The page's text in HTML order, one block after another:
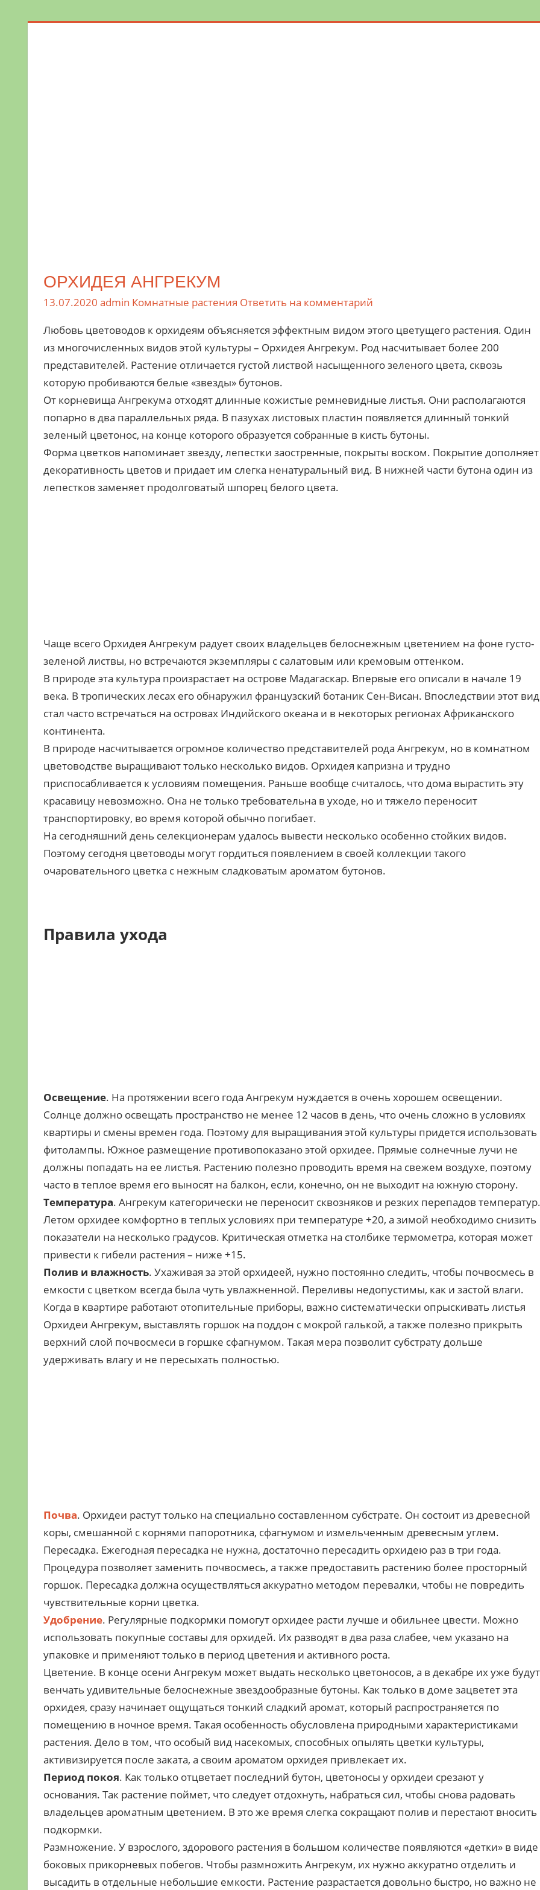
ОРХИДЕЯ АНГРЕКУМ
13.07.2020 admin Комнатные растения Ответить на комментарий
Любовь цветоводов к орхидеям объясняется эффектным видом этого цветущего растения. Один
из многочисленных видов этой культуры – Орхидея Ангрекум. Род насчитывает более 200
представителей. Растение отличается густой листвой насыщенного зеленого цвета, сквозь
которую пробиваются белые «звезды» бутонов.
От корневища Ангрекума отходят длинные кожистые ремневидные листья. Они располагаются
попарно в два параллельных ряда. В пазухах листовых пластин появляется длинный тонкий
зеленый цветонос, на конце которого образуется собранные в кисть бутоны.
Форма цветков напоминает звезду, лепестки заостренные, покрыты воском. Покрытие дополняет
декоративность цветов и придает им слегка ненатуральный вид. В нижней части бутона один из
лепестков заменяет продолговатый шпорец белого цвета.
Чаще всего Орхидея Ангрекум радует своих владельцев белоснежным цветением на фоне густо-
зеленой листвы, но встречаются экземпляры с салатовым или кремовым оттенком.
В природе эта культура произрастает на острове Мадагаскар. Впервые его описали в начале 19
века. В тропических лесах его обнаружил французский ботаник Сен-Висан. Впоследствии этот вид
стал часто встречаться на островах Индийского океана и в некоторых регионах Африканского
континента.
В природе насчитывается огромное количество представителей рода Ангрекум, но в комнатном
цветоводстве выращивают только несколько видов. Орхидея капризна и трудно
приспосабливается к условиям помещения. Раньше вообще считалось, что дома вырастить эту
красавицу невозможно. Она не только требовательна в уходе, но и тяжело переносит
транспортировку, во время которой обычно погибает.
На сегодняшний день селекционерам удалось вывести несколько особенно стойких видов.
Поэтому сегодня цветоводы могут гордиться появлением в своей коллекции такого
очаровательного цветка с нежным сладковатым ароматом бутонов.
Правила ухода
Освещение. На протяжении всего года Ангрекум нуждается в очень хорошем освещении.
Солнце должно освещать пространство не менее 12 часов в день, что очень сложно в условиях
квартиры и смены времен года. Поэтому для выращивания этой культуры придется использовать
фитолампы. Южное размещение противопоказано этой орхидее. Прямые солнечные лучи не
должны попадать на ее листья. Растению полезно проводить время на свежем воздухе, поэтому
часто в теплое время его выносят на балкон, если, конечно, он не выходит на южную сторону.
Температура. Ангрекум категорически не переносит сквозняков и резких перепадов температур.
Летом орхидее комфортно в теплых условиях при температуре +20, а зимой необходимо снизить
показатели на несколько градусов. Критическая отметка на столбике термометра, которая может
привести к гибели растения – ниже +15.
Полив и влажность. Ухаживая за этой орхидеей, нужно постоянно следить, чтобы почвосмесь в
емкости с цветком всегда была чуть увлажненной. Переливы недопустимы, как и застой влаги.
Когда в квартире работают отопительные приборы, важно систематически опрыскивать листья
Орхидеи Ангрекум, выставлять горшок на поддон с мокрой галькой, а также полезно прикрыть
верхний слой почвосмеси в горшке сфагнумом. Такая мера позволит субстрату дольше
удерживать влагу и не пересыхать полностью.
Почва. Орхидеи растут только на специально составленном субстрате. Он состоит из древесной
коры, смешанной с корнями папоротника, сфагнумом и измельченным древесным углем.
Пересадка. Ежегодная пересадка не нужна, достаточно пересадить орхидею раз в три года.
Процедура позволяет заменить почвосмесь, а также предоставить растению более просторный
горшок. Пересадка должна осуществляться аккуратно методом перевалки, чтобы не повредить
чувствительные корни цветка.
Удобрение. Регулярные подкормки помогут орхидее расти лучше и обильнее цвести. Можно
использовать покупные составы для орхидей. Их разводят в два раза слабее, чем указано на
упаковке и применяют только в период цветения и активного роста.
Цветение. В конце осени Ангрекум может выдать несколько цветоносов, а в декабре их уже будут
венчать удивительные белоснежные звездообразные бутоны. Как только в доме зацветет эта
орхидея, сразу начинает ощущаться тонкий сладкий аромат, который распространяется по
помещению в ночное время. Такая особенность обусловлена природными характеристиками
растения. Дело в том, что особый вид насекомых, способных опылять цветки культуры,
активизируется после заката, а своим ароматом орхидея привлекает их.
Период покоя. Как только отцветает последний бутон, цветоносы у орхидеи срезают у
основания. Так растение поймет, что следует отдохнуть, набраться сил, чтобы снова радовать
владельцев ароматным цветением. В это же время слегка сокращают полив и перестают вносить
подкормки.
Размножение. У взрослого, здорового растения в большом количестве появляются «детки» в виде
боковых прикорневых побегов. Чтобы размножить Ангрекум, их нужно аккуратно отделить и
высадить в отдельные небольшие емкости. Растение разрастается довольно быстро, но важно не